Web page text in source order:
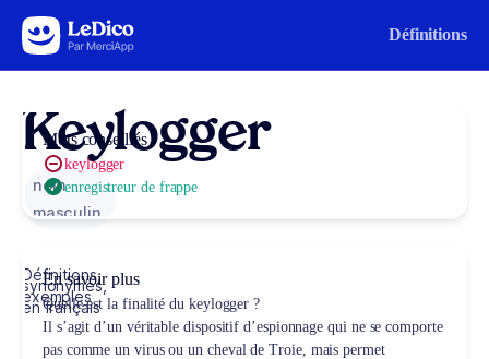
Aller au contenu Définitions
Keylogger
nom
masculin
Définitions,
synonymes,
exemples
en français
Mots conseillés
keylogger
enregistreur de frappe
En savoir plus
Quelle est la finalité du keylogger ?
Il s’agit d’un véritable dispositif d’espionnage qui ne se comporte
pas comme un virus ou un cheval de Troie, mais permet